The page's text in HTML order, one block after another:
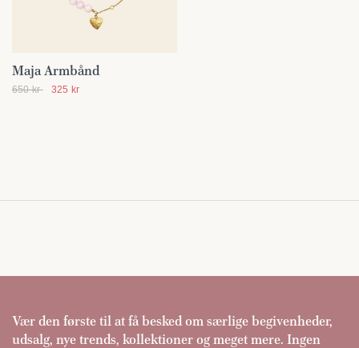
SE DETALJER
Maja Armbånd
650 kr 325 kr
Vær den første til at få besked om særlige begivenheder,
udsalg, nye trends, kollektioner og meget mere. Ingen